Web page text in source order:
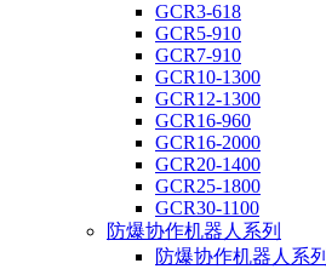
GCR3-618
GCR5-910
GCR7-910
GCR10-1300
GCR12-1300
GCR16-960
GCR16-2000
GCR20-1400
GCR25-1800
GCR30-1100
防爆协作机器人系列
防爆协作机器人系列